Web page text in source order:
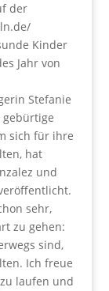
der
Kinder
Jahr von
Stefanie
gebürtige
sich für ihre
hat
und
sehr,
zu gehen:
sind,
Ich freue
laufen und